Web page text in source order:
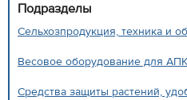
Подразделы
Сельхозпродукция, техника и
Весовое оборудование для АПК
Средства защиты растений,